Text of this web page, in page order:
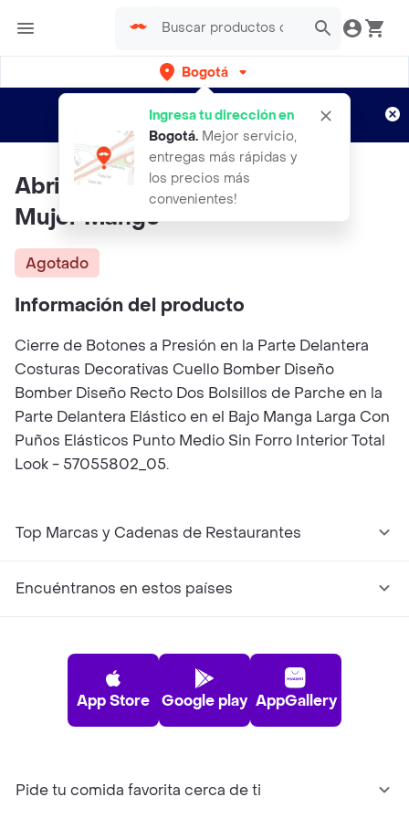
Bogotá
Ingresa tu dirección en
Bogotá. Mejor servicio,
entregas más rápidas y
los precios más
convenientes!
envíos gratis por semanas
Aplican TyC
Abrigo Grandes Crudo Talla L
Mujer Mango
Agotado
Información del producto
Cierre de Botones a Presión en la Parte Delantera
Costuras Decorativas Cuello Bomber Diseño
Bomber Diseño Recto Dos Bolsillos de Parche en la
Parte Delantera Elástico en el Bajo Manga Larga Con
Puños Elásticos Punto Medio Sin Forro Interior Total
Look - 57055802_05.
Top Marcas y Cadenas de Restaurantes
Encuéntranos en estos países
App Store Google play AppGallery
Pide tu comida favorita cerca de ti